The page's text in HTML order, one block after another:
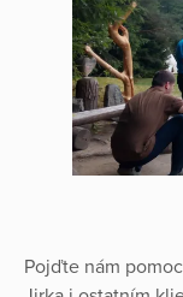
Pojďte nám